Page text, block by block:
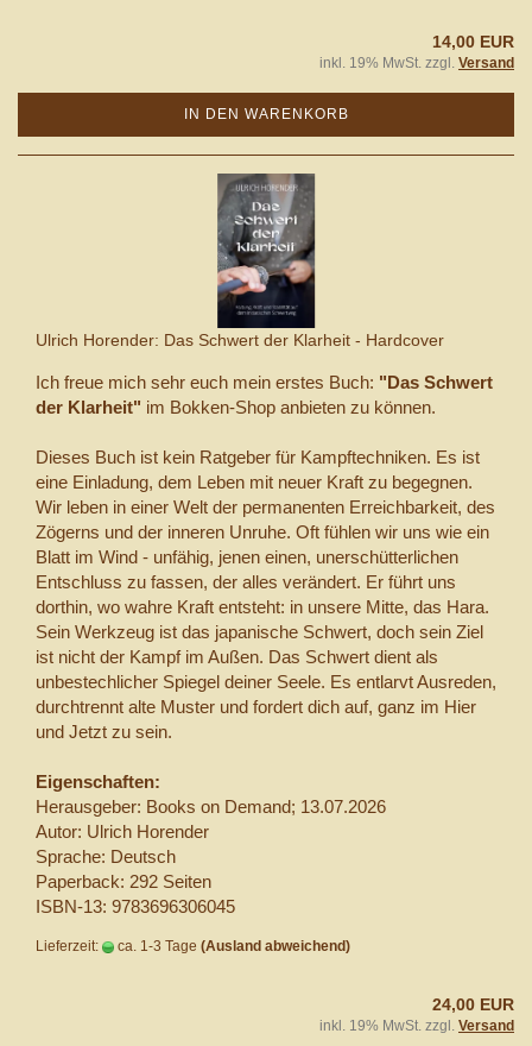
14,00 EUR
inkl. 19% MwSt. zzgl. Versand
IN DEN WARENKORB
Ulrich Horender: Das Schwert der Klarheit - Hardcover
Ich freue mich sehr euch mein erstes Buch: "Das Schwert
der Klarheit" im Bokken-Shop anbieten zu können.
Dieses Buch ist kein Ratgeber für Kampftechniken. Es ist
eine Einladung, dem Leben mit neuer Kraft zu begegnen.
Wir leben in einer Welt der permanenten Erreichbarkeit, des
Zögerns und der inneren Unruhe. Oft fühlen wir uns wie ein
Blatt im Wind - unfähig, jenen einen, unerschütterlichen
Entschluss zu fassen, der alles verändert. Er führt uns
dorthin, wo wahre Kraft entsteht: in unsere Mitte, das Hara.
Sein Werkzeug ist das japanische Schwert, doch sein Ziel
ist nicht der Kampf im Außen. Das Schwert dient als
unbestechlicher Spiegel deiner Seele. Es entlarvt Ausreden,
durchtrennt alte Muster und fordert dich auf, ganz im Hier
und Jetzt zu sein.
Eigenschaften:
Herausgeber: Books on Demand; 13.07.2026
Autor: Ulrich Horender
Sprache: Deutsch
Paperback: 292 Seiten
ISBN-13: 9783696306045
Lieferzeit: ca. 1-3 Tage (Ausland abweichend)
24,00 EUR
inkl. 19% MwSt. zzgl. Versand